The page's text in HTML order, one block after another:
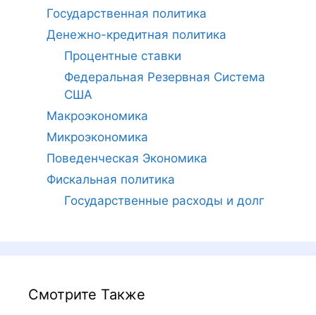
Государственная политика
Денежно-кредитная политика
Процентные ставки
Федеральная Резервная Система
США
Макроэкономика
Микроэкономика
Поведенческая Экономика
Фискальная политика
Государственные расходы и долг
Смотрите Также